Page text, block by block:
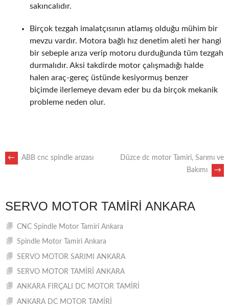
sakıncalıdır.
Birçok tezgah imalatçısının atlamış olduğu mühim bir
mevzu vardır. Motora bağlı hız denetim aleti her hangi
bir sebeple arıza verip motoru durduğunda tüm tezgah
durmalıdır. Aksi takdirde motor çalışmadığı halde
halen araç-gereç üstünde kesiyormuş benzer
biçimde ilerlemeye devam eder bu da birçok mekanik
probleme neden olur.
POST
← ABB cnc spindle arızası
Düzce dc motor Tamiri, Sarımı ve
Bakımı
→
SERVO MOTOR TAMIRI ANKARA
CNC Spindle Motor Tamiri Ankara
Spindle Motor Tamiri Ankara
SERVO MOTOR SARIMI ANKARA
SERVO MOTOR TAMİRİ ANKARA
ANKARA FIRÇALI DC MOTOR TAMİRİ
ANKARA DC MOTOR TAMİRİ